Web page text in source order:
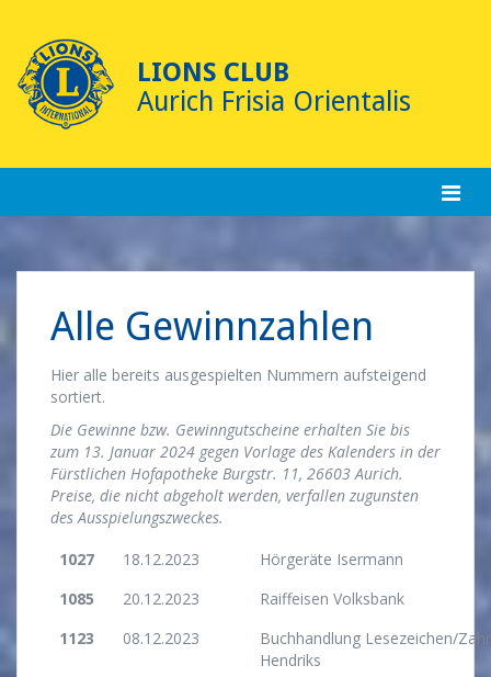
content
LIONS CLUB
Aurich Frisia Orientalis
Alle Gewinnzahlen
Hier alle bereits ausgespielten Nummern aufsteigend
sortiert.
Die Gewinne bzw. Gewinngutscheine erhalten Sie bis
zum 13. Januar 2024 gegen Vorlage des Kalenders in der
Fürstlichen Hofapotheke Burgstr. 11, 26603 Aurich.
Preise, die nicht abgeholt werden, verfallen zugunsten
des Ausspielungszweckes.
1027
18.12.2023
Hörgeräte Isermann
1085
20.12.2023
Raiffeisen Volksbank
1123
08.12.2023
Buchhandlung Lesezeichen/
Hendriks